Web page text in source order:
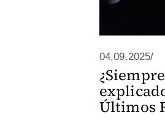
04.09.2025/
Últimos